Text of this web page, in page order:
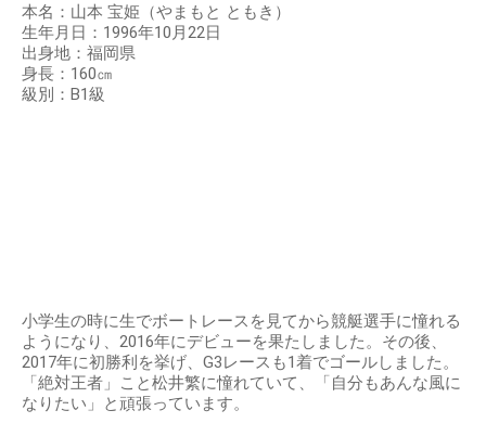
本名：山本 宝姫（やまもと ともき）
生年月日：1996年10月22日
出身地：福岡県
身長：160㎝
級別：B1級
小学生の時に生でボートレースを見てから競艇選手に憧れる
ようになり、2016年にデビューを果たしました。その後、
2017年に初勝利を挙げ、G3レースも1着でゴールしました。
「絶対王者」こと松井繁に憧れていて、「自分もあんな風に
なりたい」と頑張っています。